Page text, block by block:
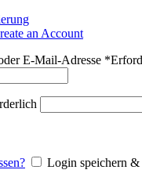
an Account
E-Mail-Adresse *
Login speichern &